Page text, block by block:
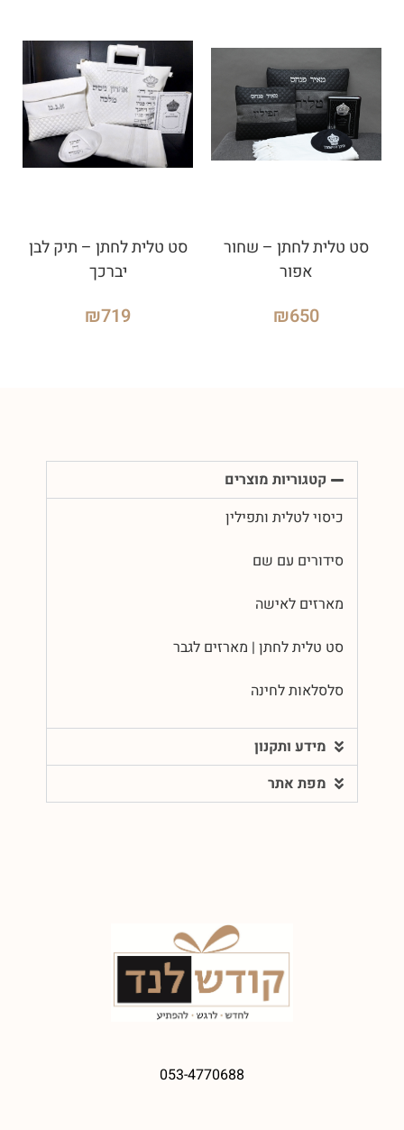
סט טלית לחתן – שחור
אפור
₪650
סט טלית לחתן – תיק לבן
יברכך
₪719
קטגוריות מוצרים
כיסוי לטלית ותפילין
סידורים עם שם
מארזים לאישה
סט טלית לחתן | מארזים לגבר
סלסלאות לחינה
מידע ותקנון
מפת אתר
053-4770688